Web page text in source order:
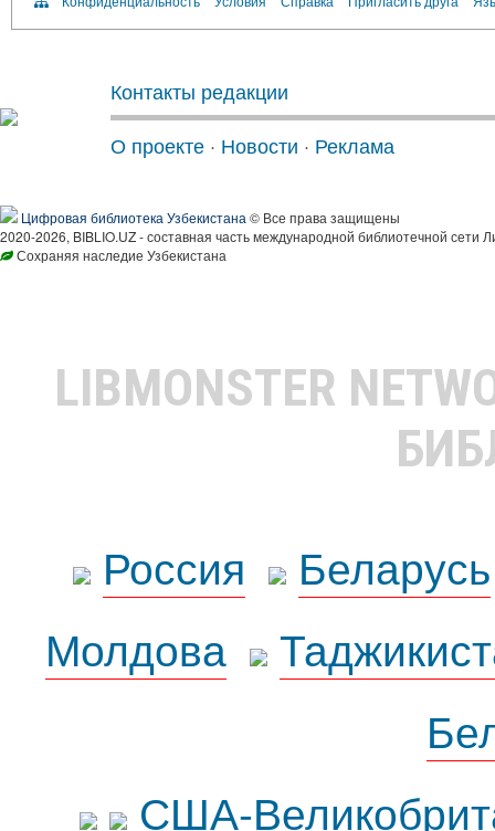
Контакты редакции
О проекте · Новости · Реклама
Цифровая библиотека Узбекистана © Все права защищены
2020-2026, BIBLIO.UZ - составная часть международной библиотечной сети
Сохраняя наследие Узбекистана
LIBMONSTER
Россия
Беларусь
Молдова
США-